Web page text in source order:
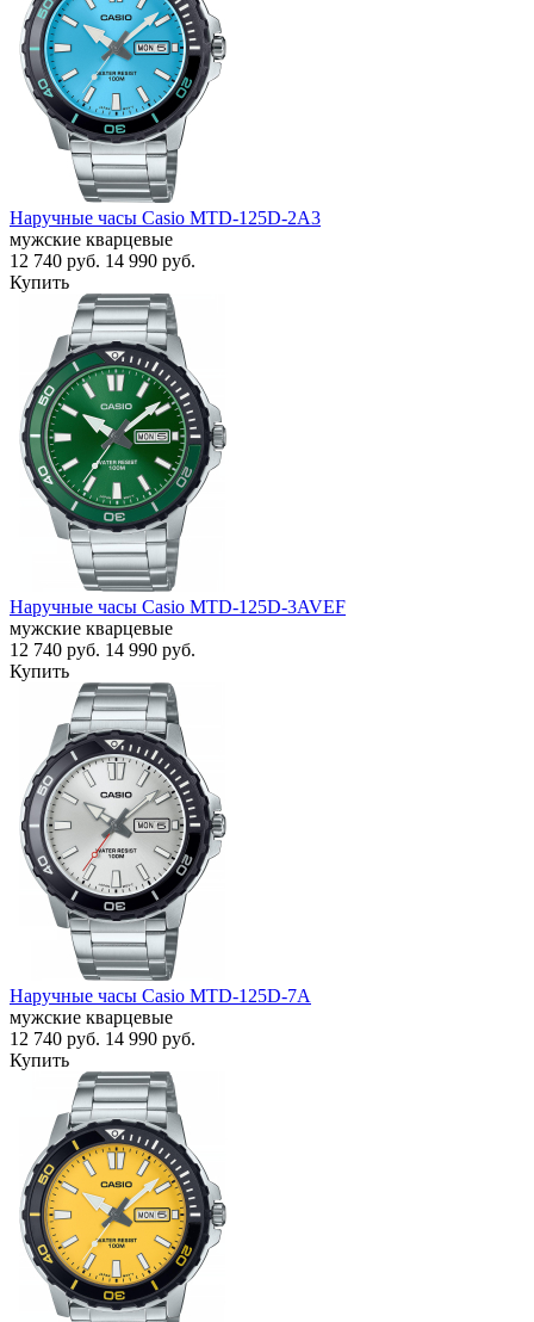
Наручные часы Casio MTD-125D-2A3
мужские кварцевые
12 740 руб. 14 990 руб.
Купить
Наручные часы Casio MTD-125D-3AVEF
мужские кварцевые
12 740 руб. 14 990 руб.
Купить
Наручные часы Casio MTD-125D-7A
мужские кварцевые
12 740 руб. 14 990 руб.
Купить